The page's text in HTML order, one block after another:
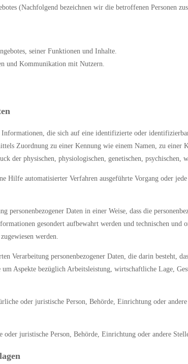
(Nachfolgend bezeichnen wir die betroffenen Personen
seiner Funktionen und Inhalte.
und Kommunikation mit Nutzern.
Informationen, die sich auf eine identifizierte oder
Zuordnung zu einer Kennung wie einem Namen, zu
der physischen, physiologischen, genetischen,
Hilfe automatisierter Verfahren ausgeführte Vorgang oder
personenbezogener Daten in einer Weise, dass die
gesondert aufbewahrt werden und technischen
werden.
Verarbeitung personenbezogener Daten, die darin besteht,
um Aspekte bezüglich Arbeitsleistung, wirtschaftliche Lage,
oder juristische Person, Behörde, Einrichtung oder
oder juristische Person, Behörde, Einrichtung oder andere